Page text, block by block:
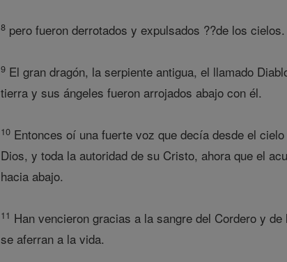
8 pero fueron derrotados y expulsados ??de los cielos.
9 El gran dragón, la serpiente antigua, el llamado
tierra y sus ángeles fueron arrojados abajo con él.
10 Entonces oí una fuerte voz que decía desde el
Dios, y toda la autoridad de su Cristo, ahora que el
hacia abajo.
11 Han vencieron gracias a la sangre del Cordero y
se aferran a la vida.